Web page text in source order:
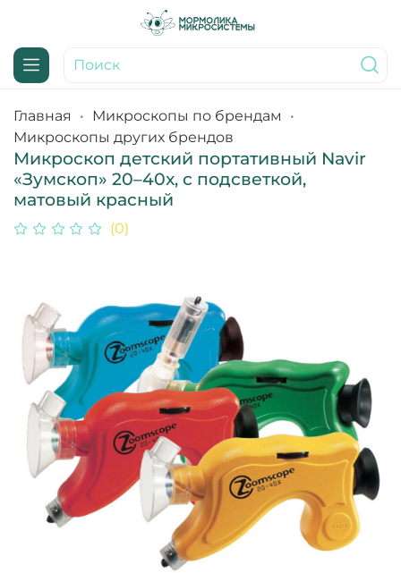
Главная
Микроскопы по брендам
Микроскопы других брендов
Микроскоп детский портативный Navir
«Зумскоп» 20–40x, с подсветкой,
матовый красный
(0)